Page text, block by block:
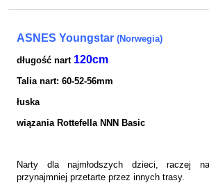
ASNES Youngstar (Norwegia)
długość nart 120cm
Talia nart: 60-52-56mm
łuska
wiązania Rottefella NNN Basic
Narty dla najmłodszych dzieci, raczej
przynajmniej przetarte przez innych trasy.